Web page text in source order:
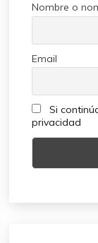
Nombre o
Email
Si
privacidad